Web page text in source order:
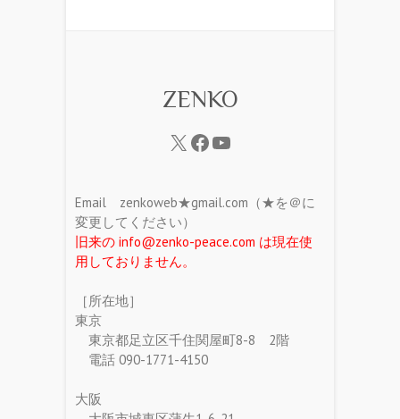
ZENKO
Email zenkoweb★gmail.com（★を＠に
変更してください）
旧来の info@zenko-peace.com は現在使
用しておりません。
［所在地］
東京
東京都足立区千住関屋町8-8 2階
電話 090-1771-4150
大阪